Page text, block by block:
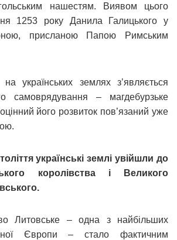
нашестям. Виявом цього
1253 року Данила Галицького у
присланою Папою Римським
українських землях з’являється
самоврядування – магдебурзьке
його розвиток пов’язаний уже
українські землі увійшли до
королівства і Великого
Литовське – одна з найбільших
Європи – стало фактичним